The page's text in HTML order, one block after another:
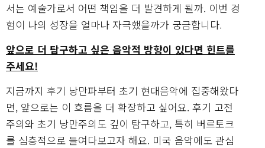
서는 예술가로서 어떤 책임을 더 발견하게 될까. 이번 경
험이 나의 성장을 얼마나 자극했을까가 궁금합니다.
앞으로 더 탐구하고 싶은 음악적 방향이 있다면 힌트를
주세요!
지금까지 후기 낭만파부터 초기 현대음악에 집중해왔다
면, 앞으로는 이 흐름을 더 확장하고 싶어요. 후기 고전
주의와 초기 낭만주의도 깊이 탐구하고, 특히 버르토크
를 심층적으로 들여다보고자 해요. 미국 음악에도 관심